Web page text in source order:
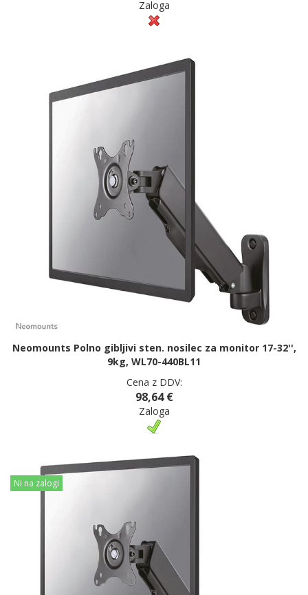
Zaloga
Neomounts Polno gibljivi sten. nosilec za monitor 17-32'',
9kg, WL70-440BL11
Cena z DDV:
98,64 €
Zaloga
Ni na zalogi